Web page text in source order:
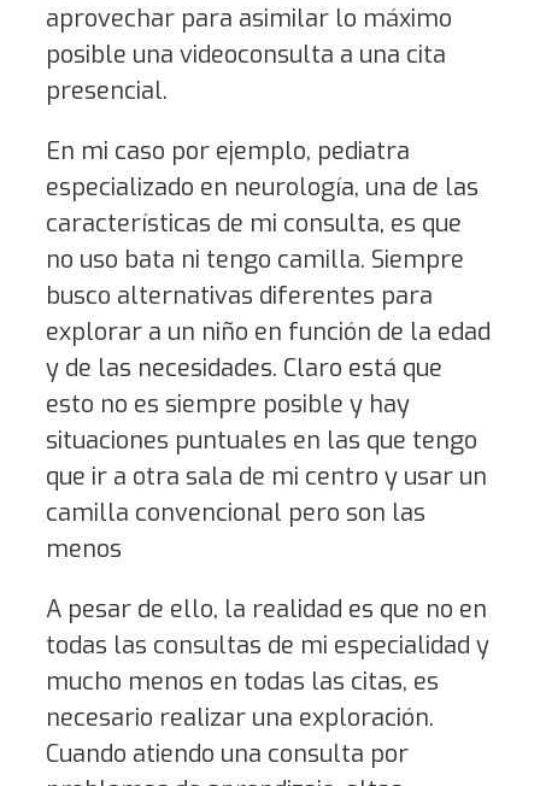
aprovechar para asimilar lo máximo
posible una videoconsulta a una cita
presencial.
En mi caso por ejemplo, pediatra
especializado en neurología, una de las
características de mi consulta, es que
no uso bata ni tengo camilla. Siempre
busco alternativas diferentes para
explorar a un niño en función de la edad
y de las necesidades. Claro está que
esto no es siempre posible y hay
situaciones puntuales en las que tengo
que ir a otra sala de mi centro y usar un
camilla convencional pero son las
menos
A pesar de ello, la realidad es que no en
todas las consultas de mi especialidad y
mucho menos en todas las citas, es
necesario realizar una exploración.
Cuando atiendo una consulta por